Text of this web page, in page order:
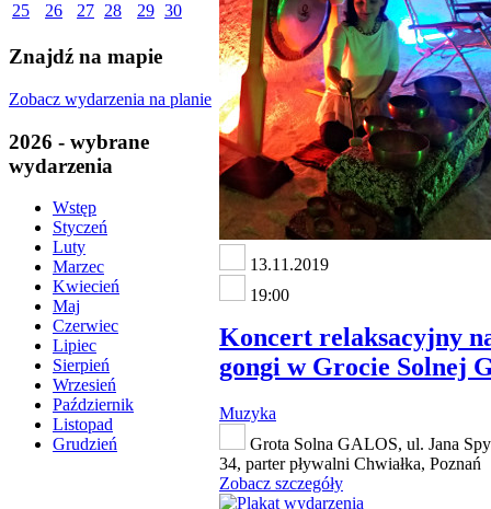
25
26 27 28 29 30
Znajdź na mapie
Zobacz wydarzenia na planie
2026 - wybrane
wydarzenia
Wstęp
Styczeń
Luty
Marzec
Kwiecień
Maj
Czerwiec
Lipiec
Sierpień
Wrzesień
Październik
Listopad
Grudzień
13.11.2019
19:00
Koncert relaksacyjny
gongi w Grocie Solnej
Muzyka
Grota Solna GALOS, ul. Jana
34, parter pływalni Chwiałka, Poznań
Zobacz szczegóły